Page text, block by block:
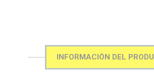
INFORMACIÓN DEL